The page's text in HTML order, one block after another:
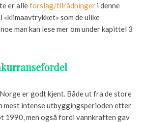
er alleforslag/tilrådninger i denne
som de ulike
man kan lese mer om under kapittel 3
er godt kjent. Både ut fra de store
mest intense utbyggingsperioden etter
1990, men også fordi vannkraften gav